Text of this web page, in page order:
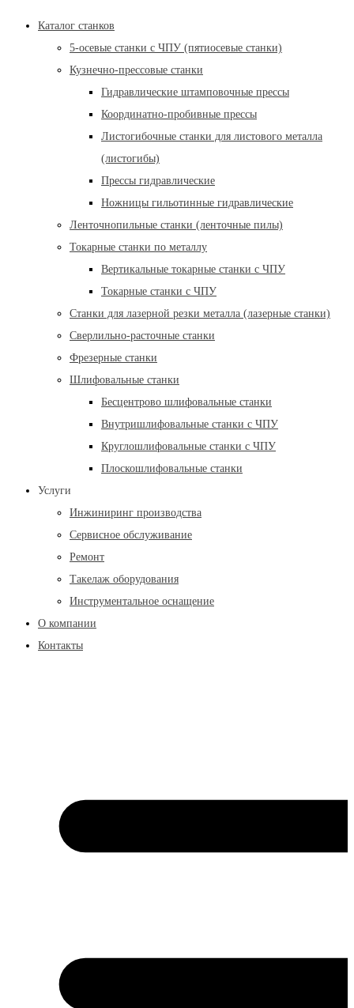
Каталог станков
5-осевые станки с ЧПУ (пятиосевые станки)
Кузнечно-прессовые станки
Гидравлические штамповочные прессы
Координатно-пробивные прессы
Листогибочные станки для листового металла
(листогибы)
Прессы гидравлические
Ножницы гильотинные гидравлические
Ленточнопильные станки (ленточные пилы)
Токарные станки по металлу
Вертикальные токарные станки с ЧПУ
Токарные станки с ЧПУ
Станки для лазерной резки металла (лазерные станки)
Сверлильно-расточные станки
Фрезерные станки
Шлифовальные станки
Бесцентрово шлифовальные станки
Внутришлифовальные станки с ЧПУ
Круглошлифовальные станки с ЧПУ
Плоскошлифовальные станки
Услуги
Инжиниринг производства
Сервисное обслуживание
Ремонт
Такелаж оборудования
Инструментальное оснащение
О компании
Контакты